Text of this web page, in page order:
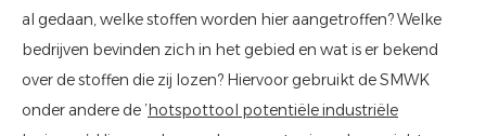
al gedaan, welke stoffen worden hier aangetroffen? Welke
bedrijven bevinden zich in het gebied en wat is er bekend
over de stoffen die zij lozen? Hiervoor gebruikt de SMWK
onder andere de ’hotspottool potentiële industriële